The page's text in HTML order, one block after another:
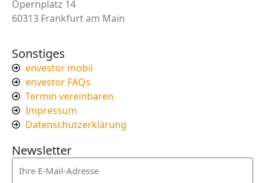
Opernplatz 14
60313 Frankfurt am Main
Sonstiges
envestor mobil
envestor FAQs
Termin vereinbaren
Impressum
Datenschutzerklärung
Newsletter